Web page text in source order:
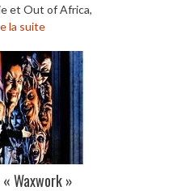
et Out of Africa,
la suite
Waxwork »